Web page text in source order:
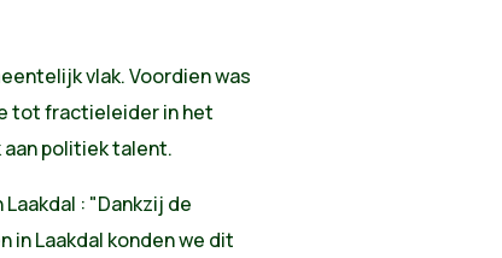
vlak. Voordien was
tot fractieleider in het
politiek talent.
: "Dankzij de
in Laakdal konden we dit